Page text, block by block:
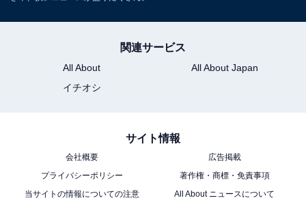
関連サービス
All About
All About Japan
イチオシ
サイト情報
会社概要
広告掲載
プライバシーポリシー
著作権・商標・免責事項
当サイトの情報についての注意
All About ニュースについて